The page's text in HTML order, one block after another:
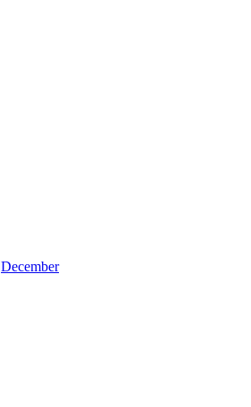
December